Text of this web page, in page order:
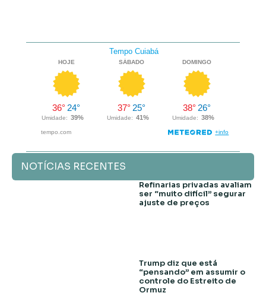
NOTÍCIAS RECENTES
Refinarias privadas avaliam
ser “muito difícil” segurar
ajuste de preços
Trump diz que está
“pensando” em assumir o
controle do Estreito de
Ormuz